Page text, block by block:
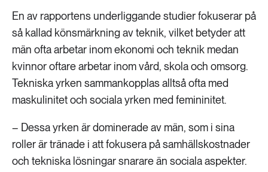
En av rapportens underliggande studier fokuserar på
så kallad könsmärkning av teknik, vilket betyder att
män ofta arbetar inom ekonomi och teknik medan
kvinnor oftare arbetar inom vård, skola och omsorg.
Tekniska yrken sammankopplas alltså ofta med
maskulinitet och sociala yrken med femininitet.
– Dessa yrken är dominerade av män, som i sina
roller är tränade i att fokusera på samhällskostnader
och tekniska lösningar snarare än sociala aspekter.